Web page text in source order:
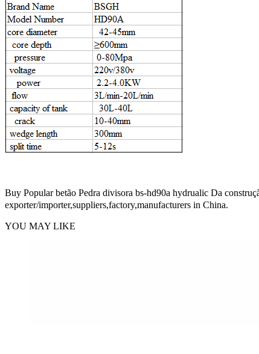
Buy Popular betão Pedra divisora bs-hd90a hydrualic Da
exporter/importer,suppliers,factory,manufacturers in China.
YOU MAY LIKE